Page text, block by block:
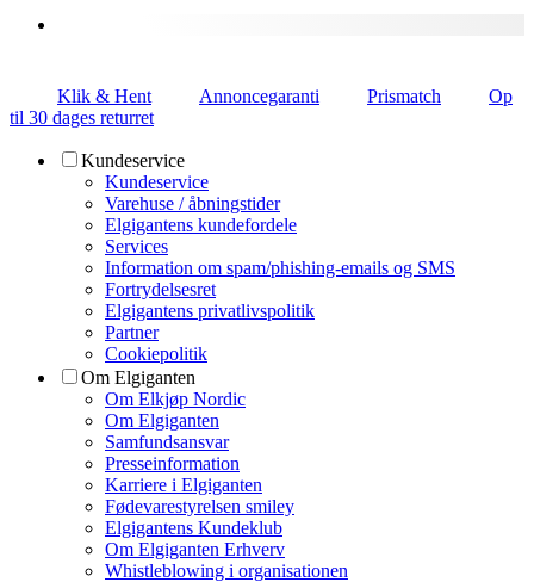
Klik & Hent Annoncegaranti Prismatch
Op
til 30 dages returret
Kundeservice
Kundeservice
Varehuse / åbningstider
Elgigantens kundefordele
Services
Information om spam/phishing-emails og SMS
Fortrydelsesret
Elgigantens privatlivspolitik
Partner
Cookiepolitik
Om Elgiganten
Om Elkjøp Nordic
Om Elgiganten
Samfundsansvar
Presseinformation
Karriere i Elgiganten
Fødevarestyrelsen smiley
Elgigantens Kundeklub
Om Elgiganten Erhverv
Whistleblowing i organisationen